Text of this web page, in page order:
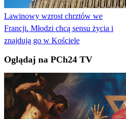
Lawinowy wzrost chrztów we
Francji. Młodzi chcą sensu życia i
znajdują go w Kościele
Oglądaj na PCh24 TV